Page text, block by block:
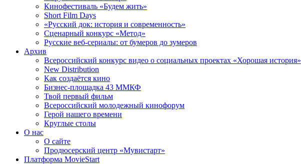
Кинофестиваль «Будем жить»
Short Film Days
«Русский док: история и современность»
Сценарный конкурс «Метод»
Русские веб-сериалы: от бумеров до зумеров
Архив
Всероссийский конкурс видео о социальных проектах «Хорошая история»
New Distribution
Как создаётся кино
Бизнес-площадка 43 ММКФ
Твой первый фильм
Всероссийский молодежный кинофорум
Герой нашего времени
Круглые столы
О нас
О сайте
Продюсерский центр «Мувистарт»
Платформа MovieStart